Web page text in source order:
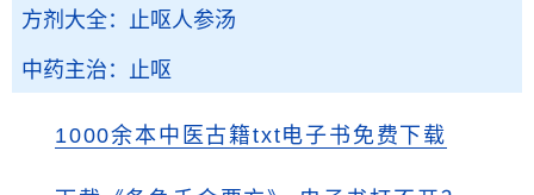
方剂大全：止呕人参汤
中药主治：止呕
1000余本中医古籍txt电子书免费下载